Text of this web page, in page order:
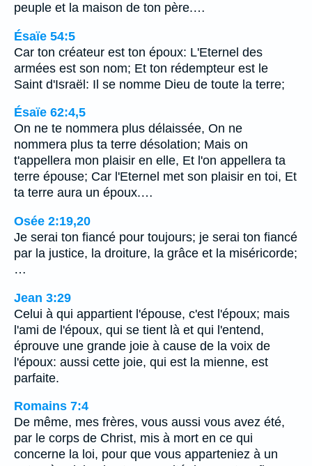
peuple et la maison de ton père.…
Ésaïe 54:5
Car ton créateur est ton époux: L'Eternel des
armées est son nom; Et ton rédempteur est le
Saint d'Israël: Il se nomme Dieu de toute la terre;
Ésaïe 62:4,5
On ne te nommera plus délaissée, On ne
nommera plus ta terre désolation; Mais on
t'appellera mon plaisir en elle, Et l'on appellera ta
terre épouse; Car l'Eternel met son plaisir en toi, Et
ta terre aura un époux.…
Osée 2:19,20
Je serai ton fiancé pour toujours; je serai ton fiancé
par la justice, la droiture, la grâce et la miséricorde;
…
Jean 3:29
Celui à qui appartient l'épouse, c'est l'époux; mais
l'ami de l'époux, qui se tient là et qui l'entend,
éprouve une grande joie à cause de la voix de
l'époux: aussi cette joie, qui est la mienne, est
parfaite.
Romains 7:4
De même, mes frères, vous aussi vous avez été,
par le corps de Christ, mis à mort en ce qui
concerne la loi, pour que vous apparteniez à un